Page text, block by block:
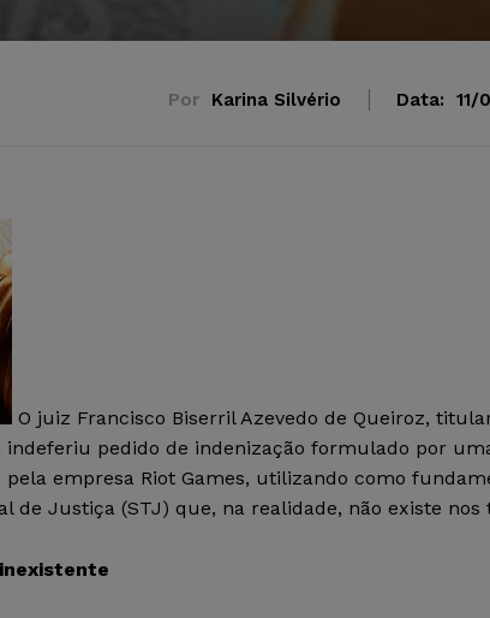
Por Karina Silvério Data: 11/
O juiz Francisco Biserril Azevedo de Queiroz,
indeferiu pedido de indenização formulado por
pela empresa Riot Games, utilizando como
de Justiça (STJ) que, na realidade, não existe nos